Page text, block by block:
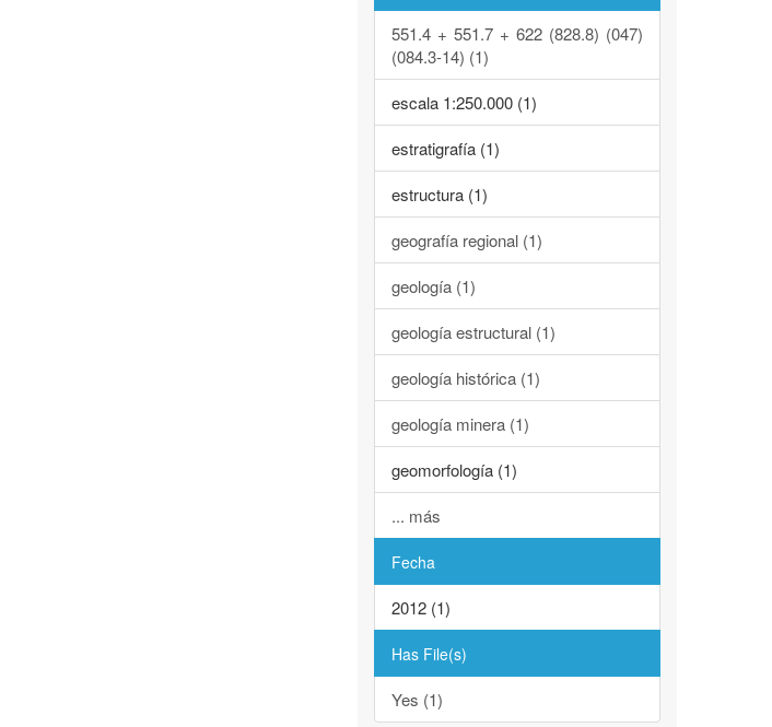
551.4 + 551.7 + 622 (828.8) (047)
(084.3-14) (1)
escala 1:250.000 (1)
estratigrafía (1)
estructura (1)
geografía regional (1)
geología (1)
geología estructural (1)
geología histórica (1)
geología minera (1)
geomorfología (1)
... más
Fecha
2012 (1)
Has File(s)
Yes (1)